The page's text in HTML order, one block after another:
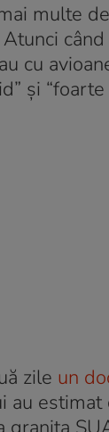
multe
cu
și
zile un
au